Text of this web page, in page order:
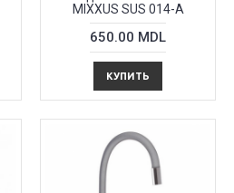
MIXXUS SUS 014-A
650.00 MDL
КУПИТЬ